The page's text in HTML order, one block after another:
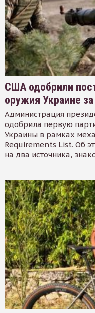
США одобрили
оружия Украине
Администрация
одобрила первую
Украины в рамках
Requirements List. Об
на два источника,